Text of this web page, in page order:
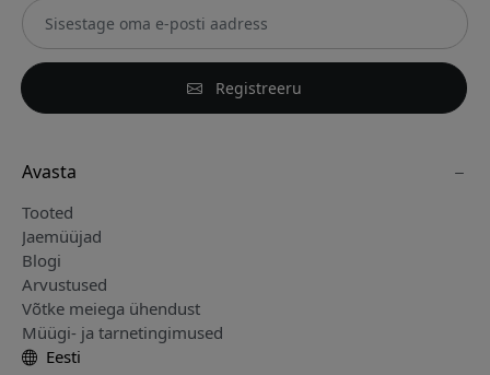
Registreeru
Avasta
Tooted
Jaemüüjad
Blogi
Arvustused
Võtke meiega ühendust
Müügi- ja tarnetingimused
Eesti